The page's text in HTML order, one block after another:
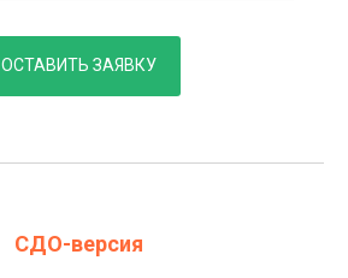
ОСТАВИТЬ ЗАЯВКУ
СДО-версия